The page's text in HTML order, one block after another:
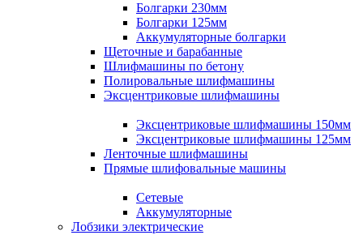
Болгарки 230мм
Болгарки 125мм
Аккумуляторные болгарки
Щеточные и барабанные
Шлифмашины по бетону
Полировальные шлифмашины
Эксцентриковые шлифмашины
Эксцентриковые шлифмашины 150мм
Эксцентриковые шлифмашины 125мм
Ленточные шлифмашины
Прямые шлифовальные машины
Сетевые
Аккумуляторные
Лобзики электрические